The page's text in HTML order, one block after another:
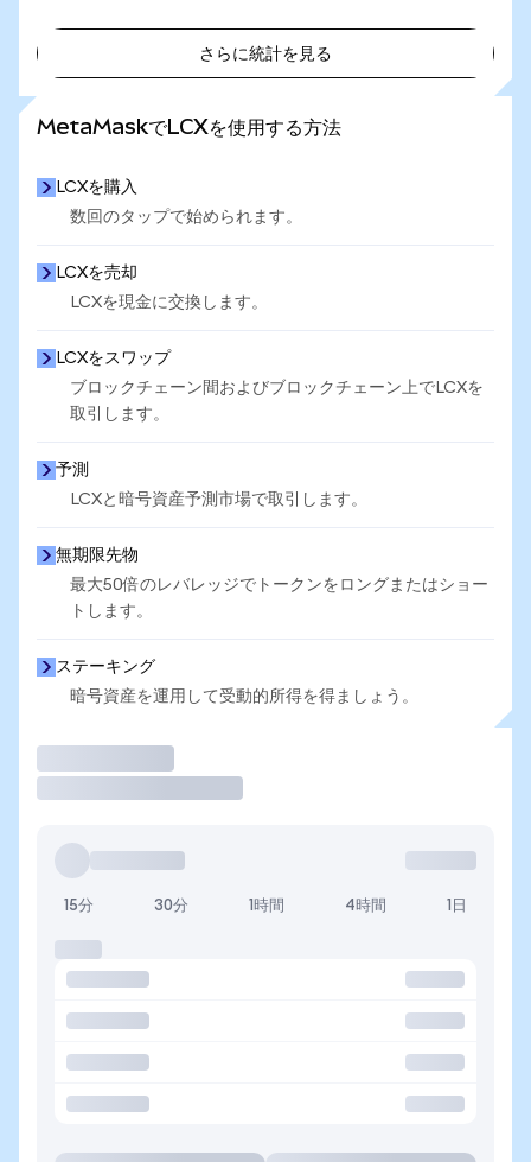
さらに統計を見る
MetaMaskでLCXを使用する方法
LCXを購入
数回のタップで始められます。
LCXを売却
LCXを現金に交換します。
LCXをスワップ
ブロックチェーン間およびブロックチェーン上でLCXを
取引します。
予測
LCXと暗号資産予測市場で取引します。
無期限先物
最大50倍のレバレッジでトークンをロングまたはショー
トします。
ステーキング
暗号資産を運用して受動的所得を得ましょう。
15分 30分 1時間 4時間 1日